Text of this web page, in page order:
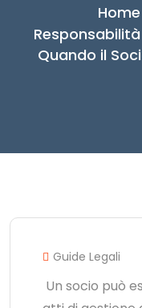
Home
Responsabilità
Quando il
Guide Legali
Un socio può